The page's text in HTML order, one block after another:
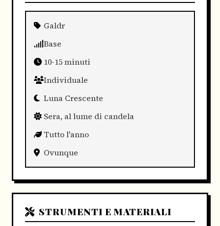
Galdr
Base
10-15 minuti
Individuale
Luna Crescente
Sera, al lume di candela
Tutto l'anno
Ovunque
STRUMENTI E MATERIALI